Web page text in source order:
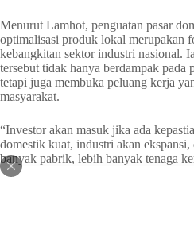
Menurut Lamhot, penguatan pasar
optimalisasi produk lokal merupakan
kebangkitan sektor industri nasional.
tersebut tidak hanya berdampak pada
tetapi juga membuka peluang kerja
masyarakat.
“Investor akan masuk jika ada
domestik kuat, industri akan
banyak pabrik, lebih banyak tenaga
Lamhot juga menyoroti pentingnya
besar dan industri kecil menengah
nasional. Ia menilai pemberdayaan
dapat menciptakan pertumbuhan